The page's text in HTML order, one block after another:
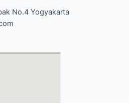
No.4 Yogyakarta